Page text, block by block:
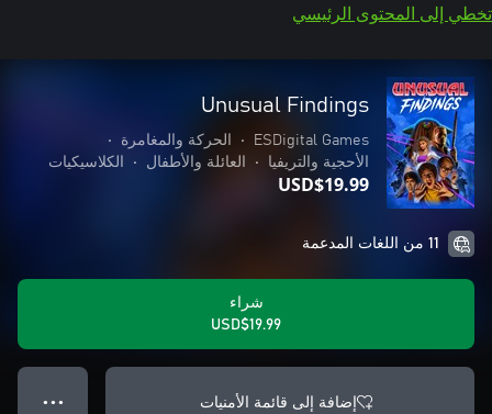
تخطي إلى المحتوى الرئيسي
Unusual Findings
ESDigital Games
• الحركة والمغامرة
•
الأحجية والتريفيا
• العائلة والأطفال • الكلاسيكيات
USD$19.99
11 من اللغات المدعمة
شراء
USD$19.99
إضافة إلى قائمة الأمنيات ● ● ●